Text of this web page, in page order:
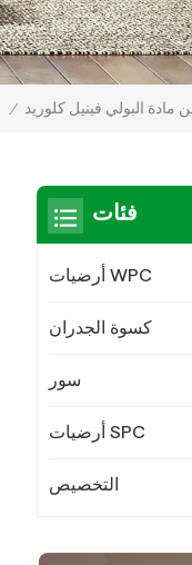
/ البولي فينيل كلوريد
فئات
أرضيات WPC
كسوة الجدران
سور
أرضيات SPC
التخصيص